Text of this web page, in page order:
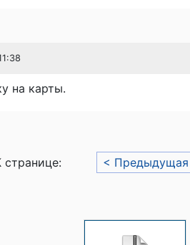
на карты.
странице: < Предыдущая